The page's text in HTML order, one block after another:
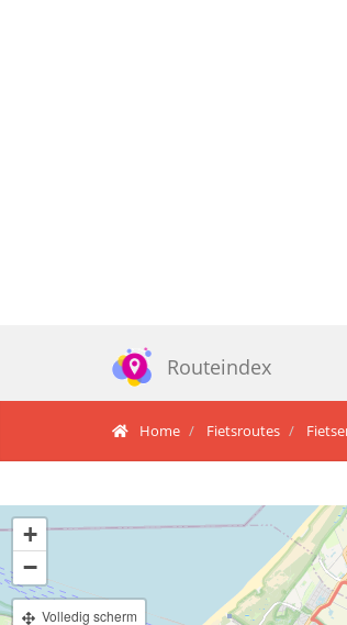
Routeindex
Home Fietsroutes
+
−
Volledig scherm